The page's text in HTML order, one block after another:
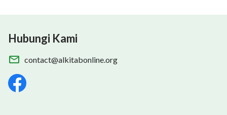
Hubungi Kami
contact@alkitabonline.org